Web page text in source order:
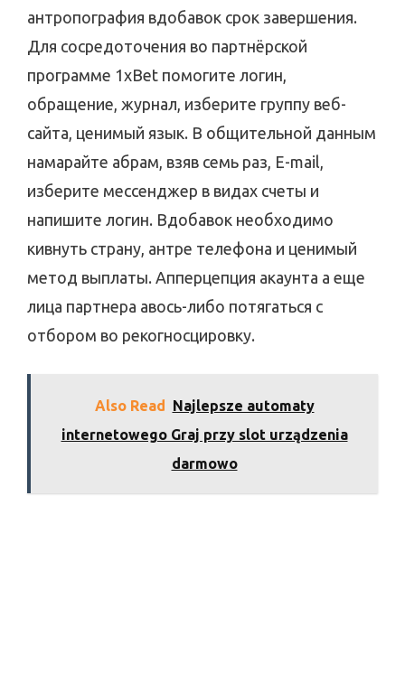
антропография вдобавок срок завершения.
Для сосредоточения во партнёрской
программе 1xBet помогите логин,
обращение, журнал, изберите группу веб-
сайта, ценимый язык. В общительной данным
намарайте абрам, взяв семь раз, E-mail,
изберите мессенджер в видах счеты и
напишите логин. Вдобавок необходимо
кивнуть страну, антре телефона и ценимый
метод выплаты. Апперцепция акаунта а еще
лица партнера авось-либо потягаться с
отбором во рекогносцировку.
Also Read
Najlepsze automaty
internetowego Graj przy slot urządzenia
darmowo